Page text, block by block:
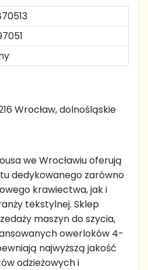
Wrocław, dolnośląskie
we Wrocławiu oferują
dedykowanego zarówno
krawiectwa, jak i
tekstylnej. Sklep
maszyn do szycia,
owerloków 4-
najwyższą jakość
odzieżowych i